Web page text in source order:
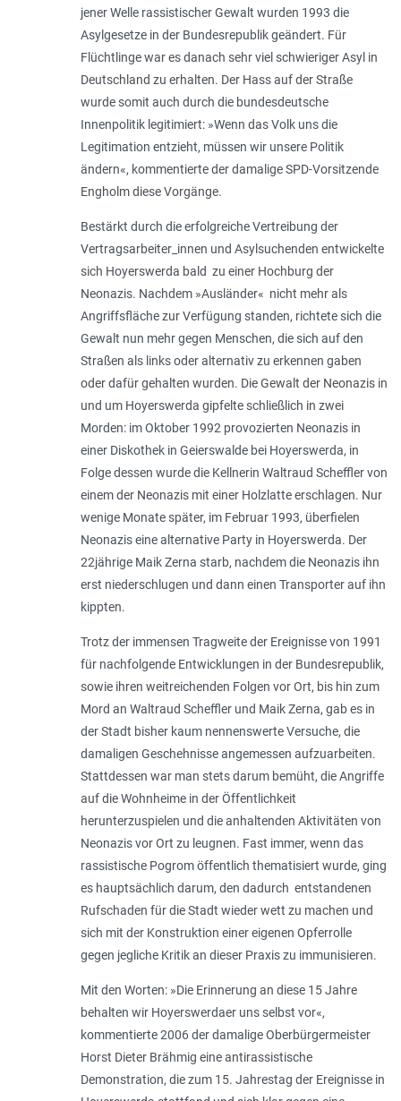
jener Welle rassistischer Gewalt wurden 1993 die
Asylgesetze in der Bundesrepublik geändert. Für
Flüchtlinge war es danach sehr viel schwieriger Asyl in
Deutschland zu erhalten. Der Hass auf der Straße
wurde somit auch durch die bundesdeutsche
Innenpolitik legitimiert: »Wenn das Volk uns die
Legitimation entzieht, müssen wir unsere Politik
ändern«, kommentierte der damalige SPD-Vorsitzende
Engholm diese Vorgänge.
Bestärkt durch die erfolgreiche Vertreibung der
Vertragsarbeiter_innen und Asylsuchenden entwickelte
sich Hoyerswerda bald zu einer Hochburg der
Neonazis. Nachdem »Ausländer« nicht mehr als
Angriffsfläche zur Verfügung standen, richtete sich die
Gewalt nun mehr gegen Menschen, die sich auf den
Straßen als links oder alternativ zu erkennen gaben
oder dafür gehalten wurden. Die Gewalt der Neonazis in
und um Hoyerswerda gipfelte schließlich in zwei
Morden: im Oktober 1992 provozierten Neonazis in
einer Diskothek in Geierswalde bei Hoyerswerda, in
Folge dessen wurde die Kellnerin Waltraud Scheffler von
einem der Neonazis mit einer Holzlatte erschlagen. Nur
wenige Monate später, im Februar 1993, überfielen
Neonazis eine alternative Party in Hoyerswerda. Der
22jährige Maik Zerna starb, nachdem die Neonazis ihn
erst niederschlugen und dann einen Transporter auf ihn
kippten.
Trotz der immensen Tragweite der Ereignisse von 1991
für nachfolgende Entwicklungen in der Bundesrepublik,
sowie ihren weitreichenden Folgen vor Ort, bis hin zum
Mord an Waltraud Scheffler und Maik Zerna, gab es in
der Stadt bisher kaum nennenswerte Versuche, die
damaligen Geschehnisse angemessen aufzuarbeiten.
Stattdessen war man stets darum bemüht, die Angriffe
auf die Wohnheime in der Öffentlichkeit
herunterzuspielen und die anhaltenden Aktivitäten von
Neonazis vor Ort zu leugnen. Fast immer, wenn das
rassistische Pogrom öffentlich thematisiert wurde, ging
es hauptsächlich darum, den dadurch entstandenen
Rufschaden für die Stadt wieder wett zu machen und
sich mit der Konstruktion einer eigenen Opferrolle
gegen jegliche Kritik an dieser Praxis zu immunisieren.
Mit den Worten: »Die Erinnerung an diese 15 Jahre
behalten wir Hoyerswerdaer uns selbst vor«,
kommentierte 2006 der damalige Oberbürgermeister
Horst Dieter Brähmig eine antirassistische
Demonstration, die zum 15. Jahrestag der Ereignisse in